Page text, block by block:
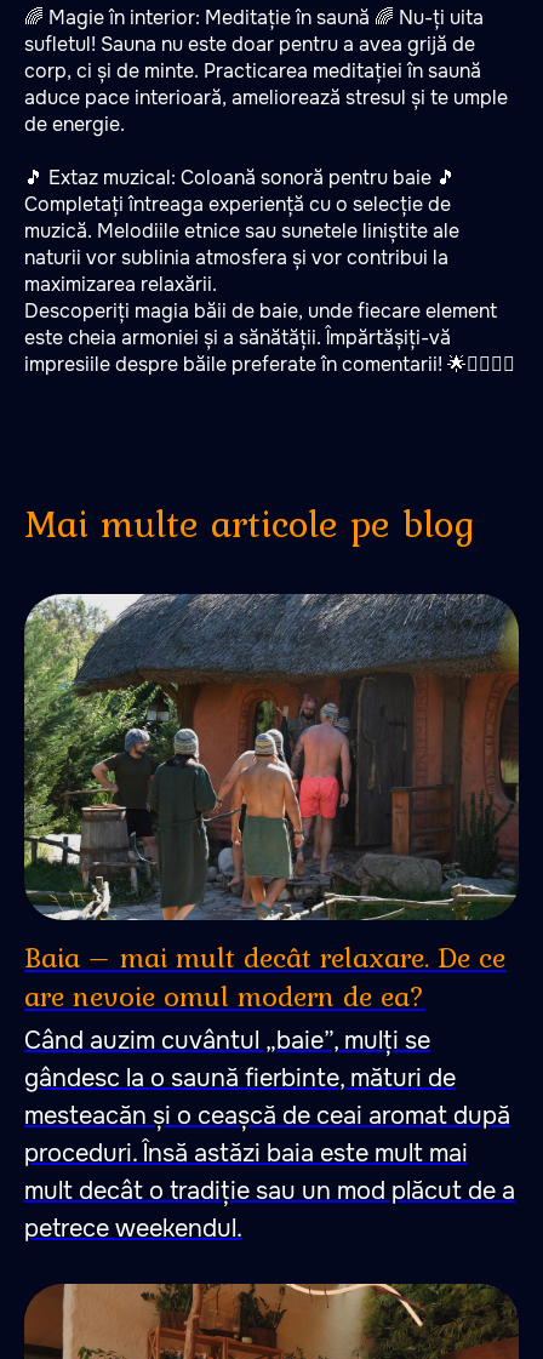
🌈 Magie în interior: Meditație în saună 🌈 Nu-ți uita
sufletul! Sauna nu este doar pentru a avea grijă de
corp, ci și de minte. Practicarea meditației în saună
aduce pace interioară, ameliorează stresul și te umple
de energie.
🎵 Extaz muzical: Coloană sonoră pentru baie 🎵
Completați întreaga experiență cu o selecție de
muzică. Melodiile etnice sau sunetele liniștite ale
naturii vor sublinia atmosfera și vor contribui la
maximizarea relaxării.
Descoperiți magia băii de baie, unde fiecare element
este cheia armoniei și a sănătății. Împărtășiți-vă
impresiile despre băile preferate în comentarii! 🌟💆‍♀️💆‍♂️
Mai multe articole pe blog
Baia – mai mult decât relaxare. De ce
are nevoie omul modern de ea?
Când auzim cuvântul „baie”, mulți se
gândesc la o saună fierbinte, mături de
mesteacăn și o ceașcă de ceai aromat după
proceduri. Însă astăzi baia este mult mai
mult decât o tradiție sau un mod plăcut de a
petrece weekendul.